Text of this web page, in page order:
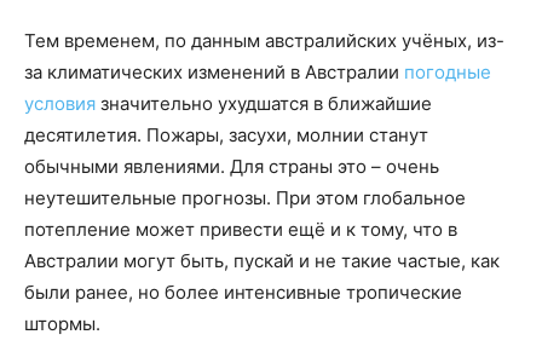
Тем временем, по данным австралийских учёных, из-
за климатических изменений в Австралии погодные
условия значительно ухудшатся в ближайшие
десятилетия. Пожары, засухи, молнии станут
обычными явлениями. Для страны это – очень
неутешительные прогнозы. При этом глобальное
потепление может привести ещё и к тому, что в
Австралии могут быть, пускай и не такие частые, как
были ранее, но более интенсивные тропические
штормы.